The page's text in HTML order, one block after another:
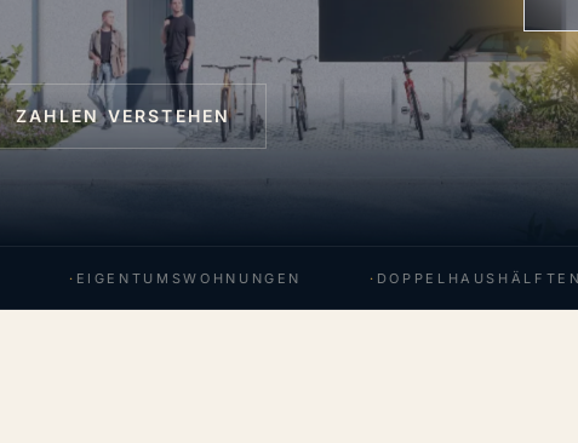
ZAHLEN VERSTEHEN
EIGENTUMSWOHNUNGEN DOPPELHAUSHÄLFTEN